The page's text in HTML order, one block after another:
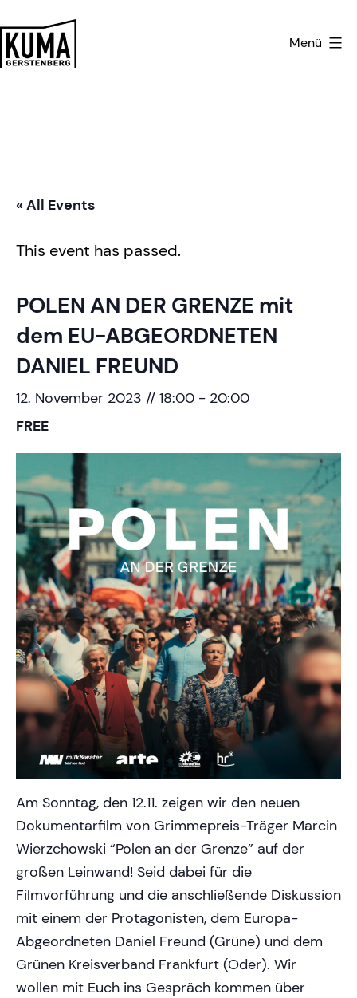
Inhalt
springen
Menü
« All Events
This event has passed.
POLEN AN DER GRENZE mit
dem EU-ABGEORDNETEN
DANIEL FREUND
12. November 2023 // 18:00 - 20:00
FREE
Am Sonntag, den 12.11. zeigen wir den neuen
Dokumentarfilm von Grimmepreis-Träger Marcin
Wierzchowski “Polen an der Grenze” auf der
großen Leinwand! Seid dabei für die
Filmvorführung und die anschließende Diskussion
mit einem der Protagonisten, dem Europa-
Abgeordneten Daniel Freund (Grüne) und dem
Grünen Kreisverband Frankfurt (Oder). Wir
wollen mit Euch ins Gespräch kommen über